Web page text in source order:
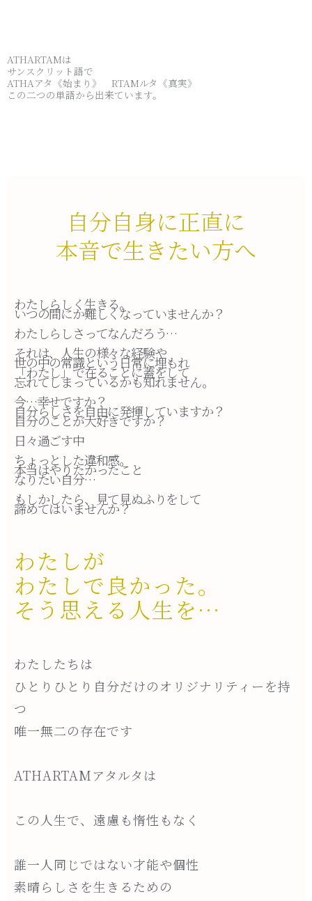
ATHARTAMは
サンスクリット語で
ATHAアタ《始まり》 RTAMルタ《真実》
この二つの単語から出来ています。
自分自身に正直に
本音で生きたい方へ
わたしらしく生きる。
いつの間にか難しくなっていませんか？
わたしらしさってなんだろう…
それは、人生の様々な経験や
世の中の常識という日常に埋もれ
「わたし」で在ることに蓋をして
忘れてしまっているかも知れません。
今…幸せですか？
自分らしさを自由に発揮していますか？
自分のことが大好きですか？
日々過ごす中
ちょっとした違和感。
本当はやりたかったこと
なりたい自分…
もしかしたら、見て見ぬふりをして
諦めてはいませんか？
わたしが
わたしで良かった。
そう思える人生を…
わたしたちは
ひとりひとり自分だけのオリジナリティーを持
つ
唯一無二の存在です
ATHARTAMアタルタは
この人生で、遠慮も惰性もなく
誰一人同じではない才能や個性
素晴らしさを生きるための